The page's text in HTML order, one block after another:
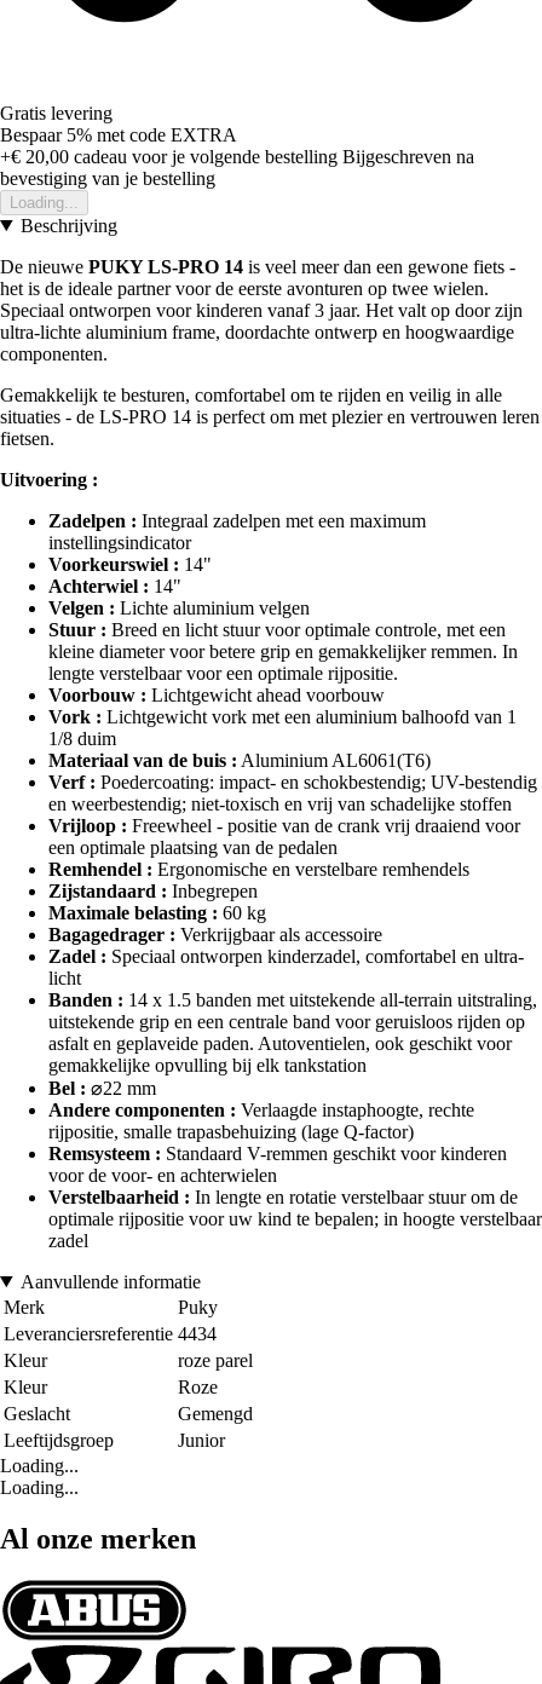
Gratis levering
Bespaar 5% met code EXTRA
+€ 20,00 cadeau voor je volgende bestelling Bijgeschreven na
bevestiging van je bestelling
Loading...
Beschrijving
De nieuwe PUKY LS-PRO 14 is veel meer dan een gewone fiets -
het is de ideale partner voor de eerste avonturen op twee wielen.
Speciaal ontworpen voor kinderen vanaf 3 jaar. Het valt op door zijn
ultra-lichte aluminium frame, doordachte ontwerp en hoogwaardige
componenten.
Gemakkelijk te besturen, comfortabel om te rijden en veilig in alle
situaties - de LS-PRO 14 is perfect om met plezier en vertrouwen leren
fietsen.
Uitvoering :
Zadelpen : Integraal zadelpen met een maximum
instellingsindicator
Voorkeurswiel : 14"
Achterwiel : 14"
Velgen : Lichte aluminium velgen
Stuur : Breed en licht stuur voor optimale controle, met een
kleine diameter voor betere grip en gemakkelijker remmen. In
lengte verstelbaar voor een optimale rijpositie.
Voorbouw : Lichtgewicht ahead voorbouw
Vork : Lichtgewicht vork met een aluminium balhoofd van 1
1/8 duim
Materiaal van de buis : Aluminium AL6061(T6)
Verf : Poedercoating: impact- en schokbestendig; UV-bestendig
en weerbestendig; niet-toxisch en vrij van schadelijke stoffen
Vrijloop : Freewheel - positie van de crank vrij draaiend voor
een optimale plaatsing van de pedalen
Remhendel : Ergonomische en verstelbare remhendels
Zijstandaard : Inbegrepen
Maximale belasting : 60 kg
Bagagedrager : Verkrijgbaar als accessoire
Zadel : Speciaal ontworpen kinderzadel, comfortabel en ultra-
licht
Banden : 14 x 1.5 banden met uitstekende all-terrain uitstraling,
uitstekende grip en een centrale band voor geruisloos rijden op
asfalt en geplaveide paden. Autoventielen, ook geschikt voor
gemakkelijke opvulling bij elk tankstation
Bel : ⌀22 mm
Andere componenten : Verlaagde instaphoogte, rechte
rijpositie, smalle trapasbehuizing (lage Q-factor)
Remsysteem : Standaard V-remmen geschikt voor kinderen
voor de voor- en achterwielen
Verstelbaarheid : In lengte en rotatie verstelbaar stuur om de
optimale rijpositie voor uw kind te bepalen; in hoogte verstelbaar
zadel
Aanvullende informatie
Merk
Puky
Leveranciersreferentie 4434
Kleur
roze parel
Kleur
Roze
Geslacht
Gemengd
Leeftijdsgroep
Junior
Loading...
Loading...
Al onze merken